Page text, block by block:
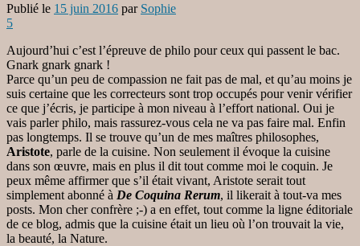
Publié le 15 juin 2016 par Sophie
5
Aujourd’hui c’est l’épreuve de philo pour ceux qui passent le bac.
Gnark gnark gnark !
Parce qu’un peu de compassion ne fait pas de mal, et qu’au moins je
suis certaine que les correcteurs sont trop occupés pour venir vérifier
ce que j’écris, je participe à mon niveau à l’effort national. Oui je
vais parler philo, mais rassurez-vous cela ne va pas faire mal. Enfin
pas longtemps. Il se trouve qu’un de mes maîtres philosophes,
Aristote, parle de la cuisine. Non seulement il évoque la cuisine
dans son œuvre, mais en plus il dit tout comme moi le coquin. Je
peux même affirmer que s’il était vivant, Aristote serait tout
simplement abonné à De Coquina Rerum, il likerait à tout-va mes
posts. Mon cher confrère ;-) a en effet, tout comme la ligne éditoriale
de ce blog, admis que la cuisine était un lieu où l’on trouvait la vie,
la beauté, la Nature.